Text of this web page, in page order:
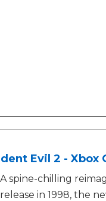
Evil 2 -
A spine-chilling
release in 1998, the